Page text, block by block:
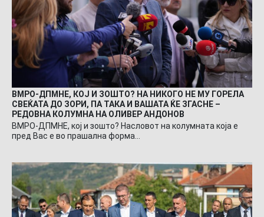
ВМРО-ДПМНЕ, КОЈ И ЗОШТО? НА НИКОГО НЕ МУ ГОРЕЛА
СВЕЌАТА ДО ЗОРИ, ПА ТАКА И ВАШАТА ЌЕ ЗГАСНЕ –
РЕДОВНА КОЛУМНА НА ОЛИВЕР АНДОНОВ
ВМРО-ДПМНЕ, кој и зошто? Насловот на колумната која е
пред Вас е во прашална форма…